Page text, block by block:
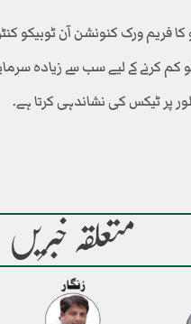
کم کرنے کے لیے سب سے زیادہ
پر ٹیکس کی نشاندہی کرتا ہے.
متعلقہ خبریں